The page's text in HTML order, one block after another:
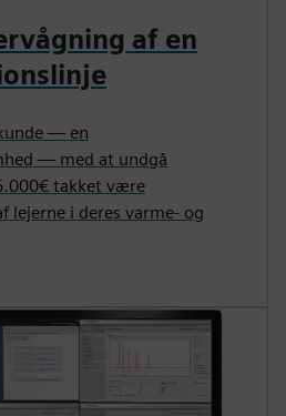
af en
— en
— med at undgå
takket være
lejerne i deres varme- og